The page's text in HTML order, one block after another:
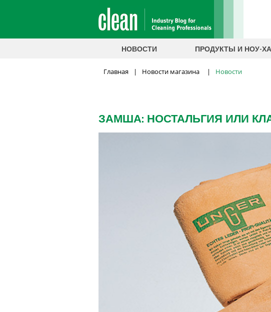
НОВОСТИ ПРОДУКТЫ И НОУ-
Главная | Новости магазина | Новости
ЗАМША: НОСТАЛЬГИЯ ИЛИ